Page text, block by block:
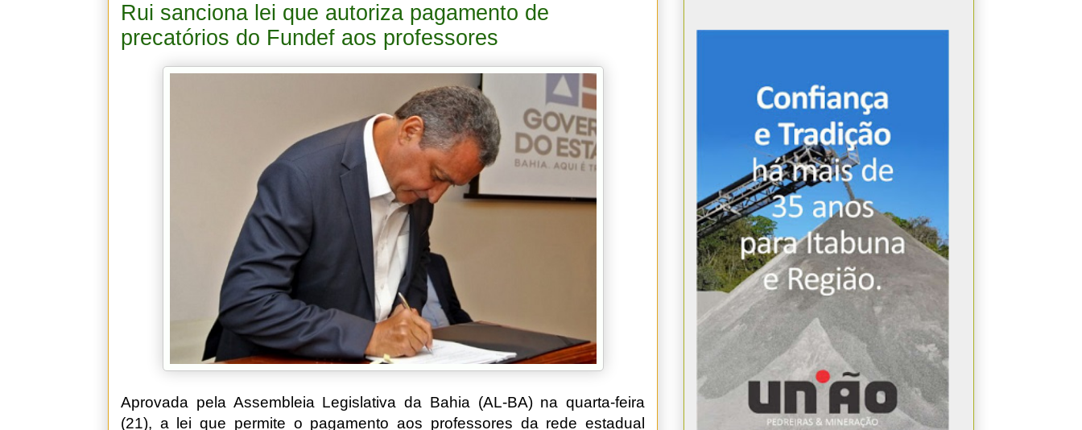
Rui sanciona lei que autoriza pagamento de
precatórios do Fundef aos professores
Aprovada pela Assembleia Legislativa da Bahia (AL-BA) na quarta-feira
(21), a lei que permite o pagamento aos professores da rede estadual